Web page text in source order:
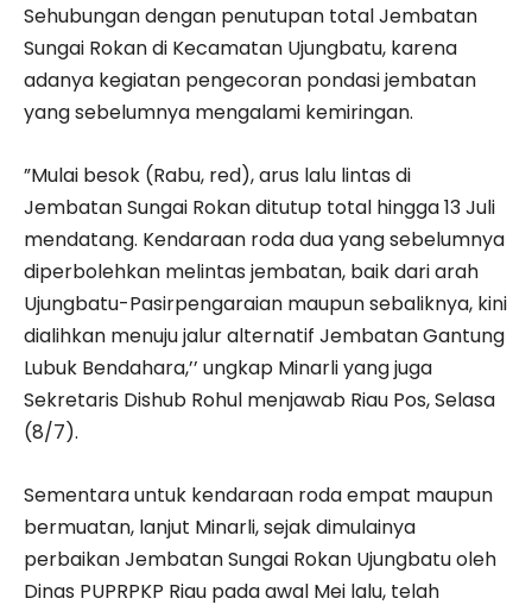
Sehubungan dengan penutupan total Jembatan
Sungai Rokan di Kecamatan Ujungbatu, karena
adanya kegiatan pengecoran pondasi jembatan
yang sebelumnya mengalami kemiringan.
”Mulai besok (Rabu, red), arus lalu lintas di
Jembatan Sungai Rokan ditutup total hingga 13 Juli
mendatang. Kendaraan roda dua yang sebelumnya
diperbolehkan melintas jembatan, baik dari arah
Ujungbatu-Pasirpengaraian maupun sebaliknya, kini
dialihkan menuju jalur alternatif Jembatan Gantung
Lubuk Bendahara,’’ ungkap Minarli yang juga
Sekretaris Dishub Rohul menjawab Riau Pos, Selasa
(8/7).
Sementara untuk kendaraan roda empat maupun
bermuatan, lanjut Minarli, sejak dimulainya
perbaikan Jembatan Sungai Rokan Ujungbatu oleh
Dinas PUPRPKP Riau pada awal Mei lalu, telah